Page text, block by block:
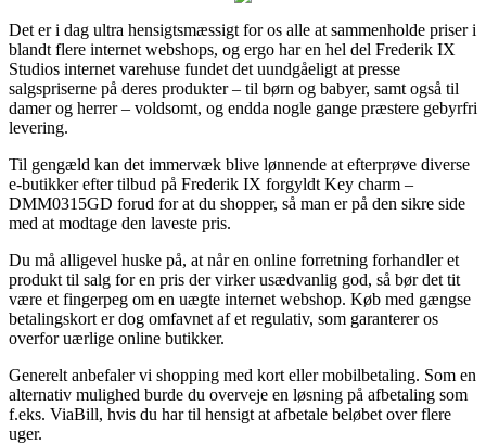
Det er i dag ultra hensigtsmæssigt for os alle at sammenholde priser i
blandt flere internet webshops, og ergo har en hel del Frederik IX
Studios internet varehuse fundet det uundgåeligt at presse
salgspriserne på deres produkter – til børn og babyer, samt også til
damer og herrer – voldsomt, og endda nogle gange præstere gebyrfri
levering.
Til gengæld kan det immervæk blive lønnende at efterprøve diverse
e-butikker efter tilbud på Frederik IX forgyldt Key charm –
DMM0315GD forud for at du shopper, så man er på den sikre side
med at modtage den laveste pris.
Du må alligevel huske på, at når en online forretning forhandler et
produkt til salg for en pris der virker usædvanlig god, så bør det tit
være et fingerpeg om en uægte internet webshop. Køb med gængse
betalingskort er dog omfavnet af et regulativ, som garanterer os
overfor uærlige online butikker.
Generelt anbefaler vi shopping med kort eller mobilbetaling. Som en
alternativ mulighed burde du overveje en løsning på afbetaling som
f.eks. ViaBill, hvis du har til hensigt at afbetale beløbet over flere
uger.